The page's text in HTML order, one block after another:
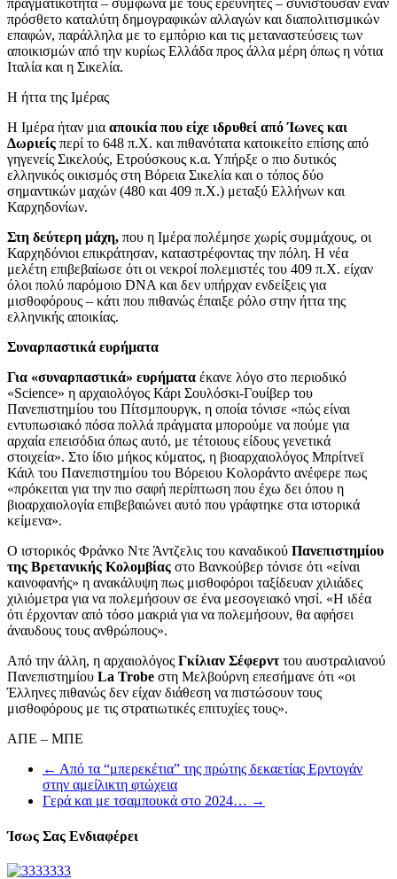
πραγματικότητα – σύμφωνα με τους ερευνητές – συνιστούσαν έναν
πρόσθετο καταλύτη δημογραφικών αλλαγών και διαπολιτισμικών
επαφών, παράλληλα με το εμπόριο και τις μεταναστεύσεις των
αποικισμών από την κυρίως Ελλάδα προς άλλα μέρη όπως η νότια
Ιταλία και η Σικελία.
Η ήττα της Ιμέρας
Η Ιμέρα ήταν μια αποικία που είχε ιδρυθεί από Ίωνες και
Δωριείς περί το 648 π.Χ. και πιθανότατα κατοικείτο επίσης από
γηγενείς Σικελούς, Ετρούσκους κ.α. Υπήρξε ο πιο δυτικός
ελληνικός οικισμός στη Βόρεια Σικελία και ο τόπος δύο
σημαντικών μαχών (480 και 409 π.Χ.) μεταξύ Ελλήνων και
Καρχηδονίων.
Στη δεύτερη μάχη, που η Ιμέρα πολέμησε χωρίς συμμάχους, οι
Καρχηδόνιοι επικράτησαν, καταστρέφοντας την πόλη. Η νέα
μελέτη επιβεβαίωσε ότι οι νεκροί πολεμιστές του 409 π.Χ. είχαν
όλοι πολύ παρόμοιο DNA και δεν υπήρχαν ενδείξεις για
μισθοφόρους – κάτι που πιθανώς έπαιξε ρόλο στην ήττα της
ελληνικής αποικίας.
Συναρπαστικά ευρήματα
Για «συναρπαστικά» ευρήματα έκανε λόγο στο περιοδικό
«Science» η αρχαιολόγος Κάρι Σουλόσκι-Γουίβερ του
Πανεπιστημίου του Πίτσμπουργκ, η οποία τόνισε «πώς είναι
εντυπωσιακό πόσα πολλά πράγματα μπορούμε να πούμε για
αρχαία επεισόδια όπως αυτό, με τέτοιους είδους γενετικά
στοιχεία». Στο ίδιο μήκος κύματος, η βιοαρχαιολόγος Μπρίτνεϊ
Κάιλ του Πανεπιστημίου του Βόρειου Κολοράντο ανέφερε πως
«πρόκειται για την πιο σαφή περίπτωση που έχω δει όπου η
βιοαρχαιολογία επιβεβαιώνει αυτό που γράφτηκε στα ιστορικά
κείμενα».
Ο ιστορικός Φράνκο Ντε Άντζελις του καναδικού Πανεπιστημίου
της Βρετανικής Κολομβίας στο Βανκούβερ τόνισε ότι «είναι
καινοφανής» η ανακάλυψη πως μισθοφόροι ταξίδευαν χιλιάδες
χιλιόμετρα για να πολεμήσουν σε ένα μεσογειακό νησί. «Η ιδέα
ότι έρχονταν από τόσο μακριά για να πολεμήσουν, θα αφήσει
άναυδους τους ανθρώπους».
Από την άλλη, η αρχαιολόγος Γκίλιαν Σέφερνττου αυστραλιανού
Πανεπιστημίου La Trobe στη Μελβούρνη επεσήμανε ότι «οι
Έλληνες πιθανώς δεν είχαν διάθεση να πιστώσουν τους
μισθοφόρους με τις στρατιωτικές επιτυχίες τους».
ΑΠΕ – ΜΠΕ
← Από τα “μπερεκέτια” της πρώτης δεκαετίας Ερντογάν
στην αμείλικτη φτώχεια
Γερά και με τσαμπουκά στο 2024… →
Ίσως Σας Ενδιαφέρει